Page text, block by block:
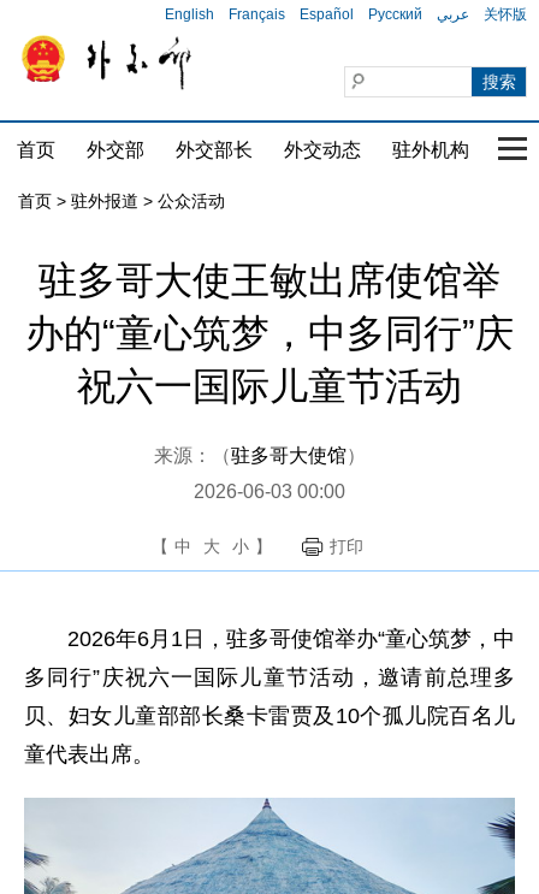
English Français Español Русский عربي 关怀版
首页 外交部 外交部长 外交动态 驻外机构 国
首页 > 驻外报道 > 公众活动
驻多哥大使王敏出席使馆举
办的“童心筑梦，中多同行”庆
祝六一国际儿童节活动
来源：（驻多哥大使馆）
2026-06-03 00:00
【 中 大 小 】 打印
2026年6月1日，驻多哥使馆举办“童心筑梦，中
多同行”庆祝六一国际儿童节活动，邀请前总理多
贝、妇女儿童部部长桑卡雷贾及10个孤儿院百名儿
童代表出席。